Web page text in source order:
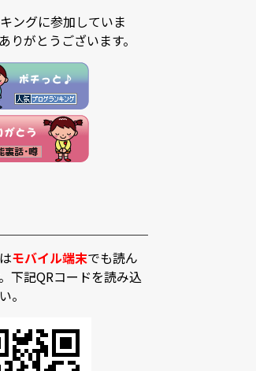
ングに参加していま
りがとうございます。
モバイル端末でも読ん
下記QRコードを読み込
。